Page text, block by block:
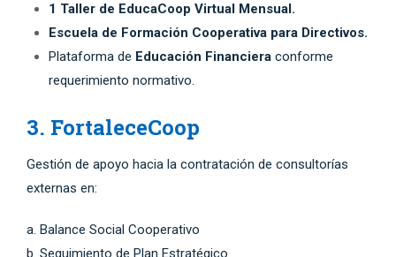
1 Taller de EducaCoop Virtual Mensual.
Escuela de Formación Cooperativa para Directivos.
Plataforma de Educación Financiera conforme
requerimiento normativo.
3. FortaleceCoop
Gestión de apoyo hacia la contratación de consultorías
externas en:
a. Balance Social Cooperativo
b. Seguimiento de Plan Estratégico